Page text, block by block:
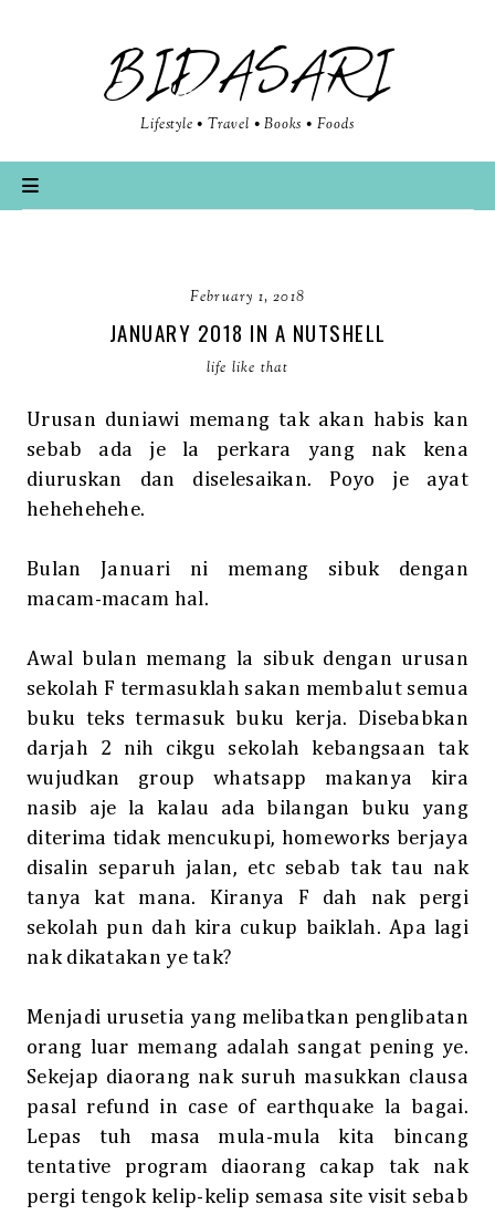
BIDASARI
Lifestyle • Travel • Books • Foods
February 1, 2018
JANUARY 2018 IN A NUTSHELL
life like that
Urusan duniawi memang tak akan habis kan
sebab ada je la perkara yang nak kena
diuruskan dan diselesaikan. Poyo je ayat
hehehehehe.
Bulan Januari ni memang sibuk dengan
macam-macam hal.
Awal bulan memang la sibuk dengan urusan
sekolah F termasuklah sakan membalut semua
buku teks termasuk buku kerja. Disebabkan
darjah 2 nih cikgu sekolah kebangsaan tak
wujudkan group whatsapp makanya kira
nasib aje la kalau ada bilangan buku yang
diterima tidak mencukupi, homeworks berjaya
disalin separuh jalan, etc sebab tak tau nak
tanya kat mana. Kiranya F dah nak pergi
sekolah pun dah kira cukup baiklah. Apa lagi
nak dikatakan ye tak?
Menjadi urusetia yang melibatkan penglibatan
orang luar memang adalah sangat pening ye.
Sekejap diaorang nak suruh masukkan clausa
pasal refund in case of earthquake la bagai.
Lepas tuh masa mula-mula kita bincang
tentative program diaorang cakap tak nak
pergi tengok kelip-kelip semasa site visit sebab